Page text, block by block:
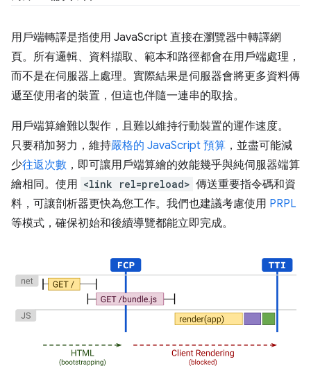
用戶端轉譯是指使用 JavaScript 直接在瀏覽器中轉譯網
頁。所有邏輯、資料擷取、範本和路徑都會在用戶端處理，
而不是在伺服器上處理。實際結果是伺服器會將更多資料傳
遞至使用者的裝置，但這也伴隨一連串的取捨。
用戶端算繪難以製作，且難以維持行動裝置的運作速度。
只要稍加努力，維持嚴格的 JavaScript 預算 ，並盡可能減
少往返次數 ，即可讓用戶端算繪的效能幾乎與純伺服器端算
繪相同。使用 <link rel=preload> 傳送重要指令碼和資
料，可讓剖析器更快為您工作。我們也建議考慮使用 PRPL
等模式，確保初始和後續導覽都能立即完成。